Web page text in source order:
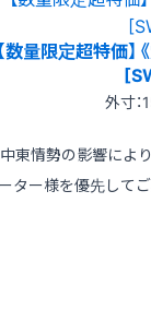
数量限定超特価
外寸
東情勢の影響によ
ター様を優先して